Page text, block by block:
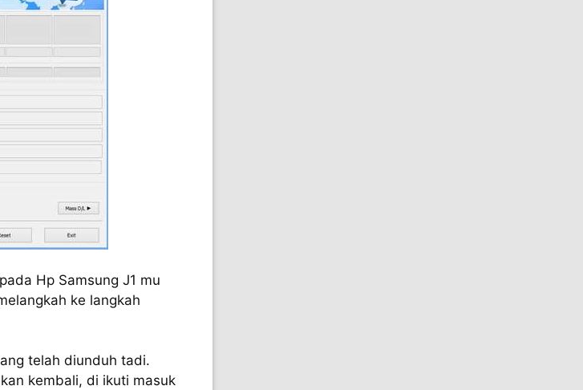
Hp Samsung J1 mu
ke langkah
telah diunduh tadi.
kembali, di ikuti masuk